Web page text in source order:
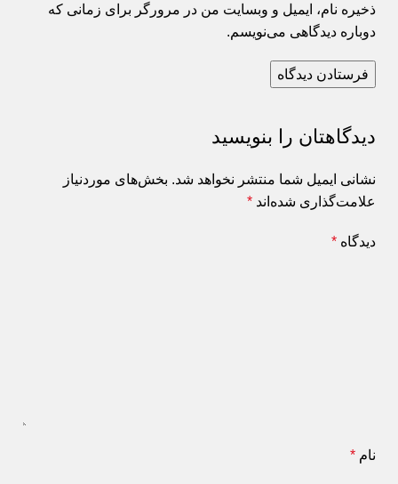
ذخیره نام، ایمیل و وبسایت من در مرورگر برای زمانی که
دوباره دیدگاهی می‌نویسم.
دیدگاهتان را بنویسید
نشانی ایمیل شما منتشر نخواهد شد. بخش‌های موردنیاز
علامت‌گذاری شده‌اند *
دیدگاه *
نام *